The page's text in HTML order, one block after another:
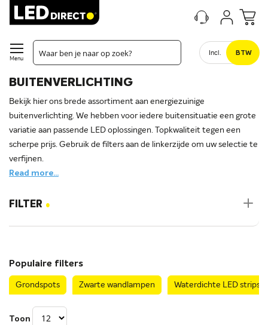
Menu
Incl. BTW
BUITENVERLICHTING
Bekijk hier ons brede assortiment aan energiezuinige
buitenverlichting. We hebben voor iedere buitensituatie een grote
variatie aan passende LED oplossingen. Topkwaliteit tegen een
scherpe prijs. Gebruik de filters aan de linkerzijde om uw selectie te
verfijnen.
Read more...
FILTER .
Populaire filters
Grondspots Zwarte wandlampen Waterdichte LED strips
Toon